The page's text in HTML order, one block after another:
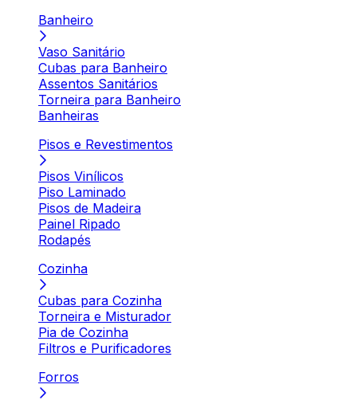
Banheiro
Vaso Sanitário
Cubas para Banheiro
Assentos Sanitários
Torneira para Banheiro
Banheiras
Pisos e Revestimentos
Pisos Vinílicos
Piso Laminado
Pisos de Madeira
Painel Ripado
Rodapés
Cozinha
Cubas para Cozinha
Torneira e Misturador
Pia de Cozinha
Filtros e Purificadores
Forros